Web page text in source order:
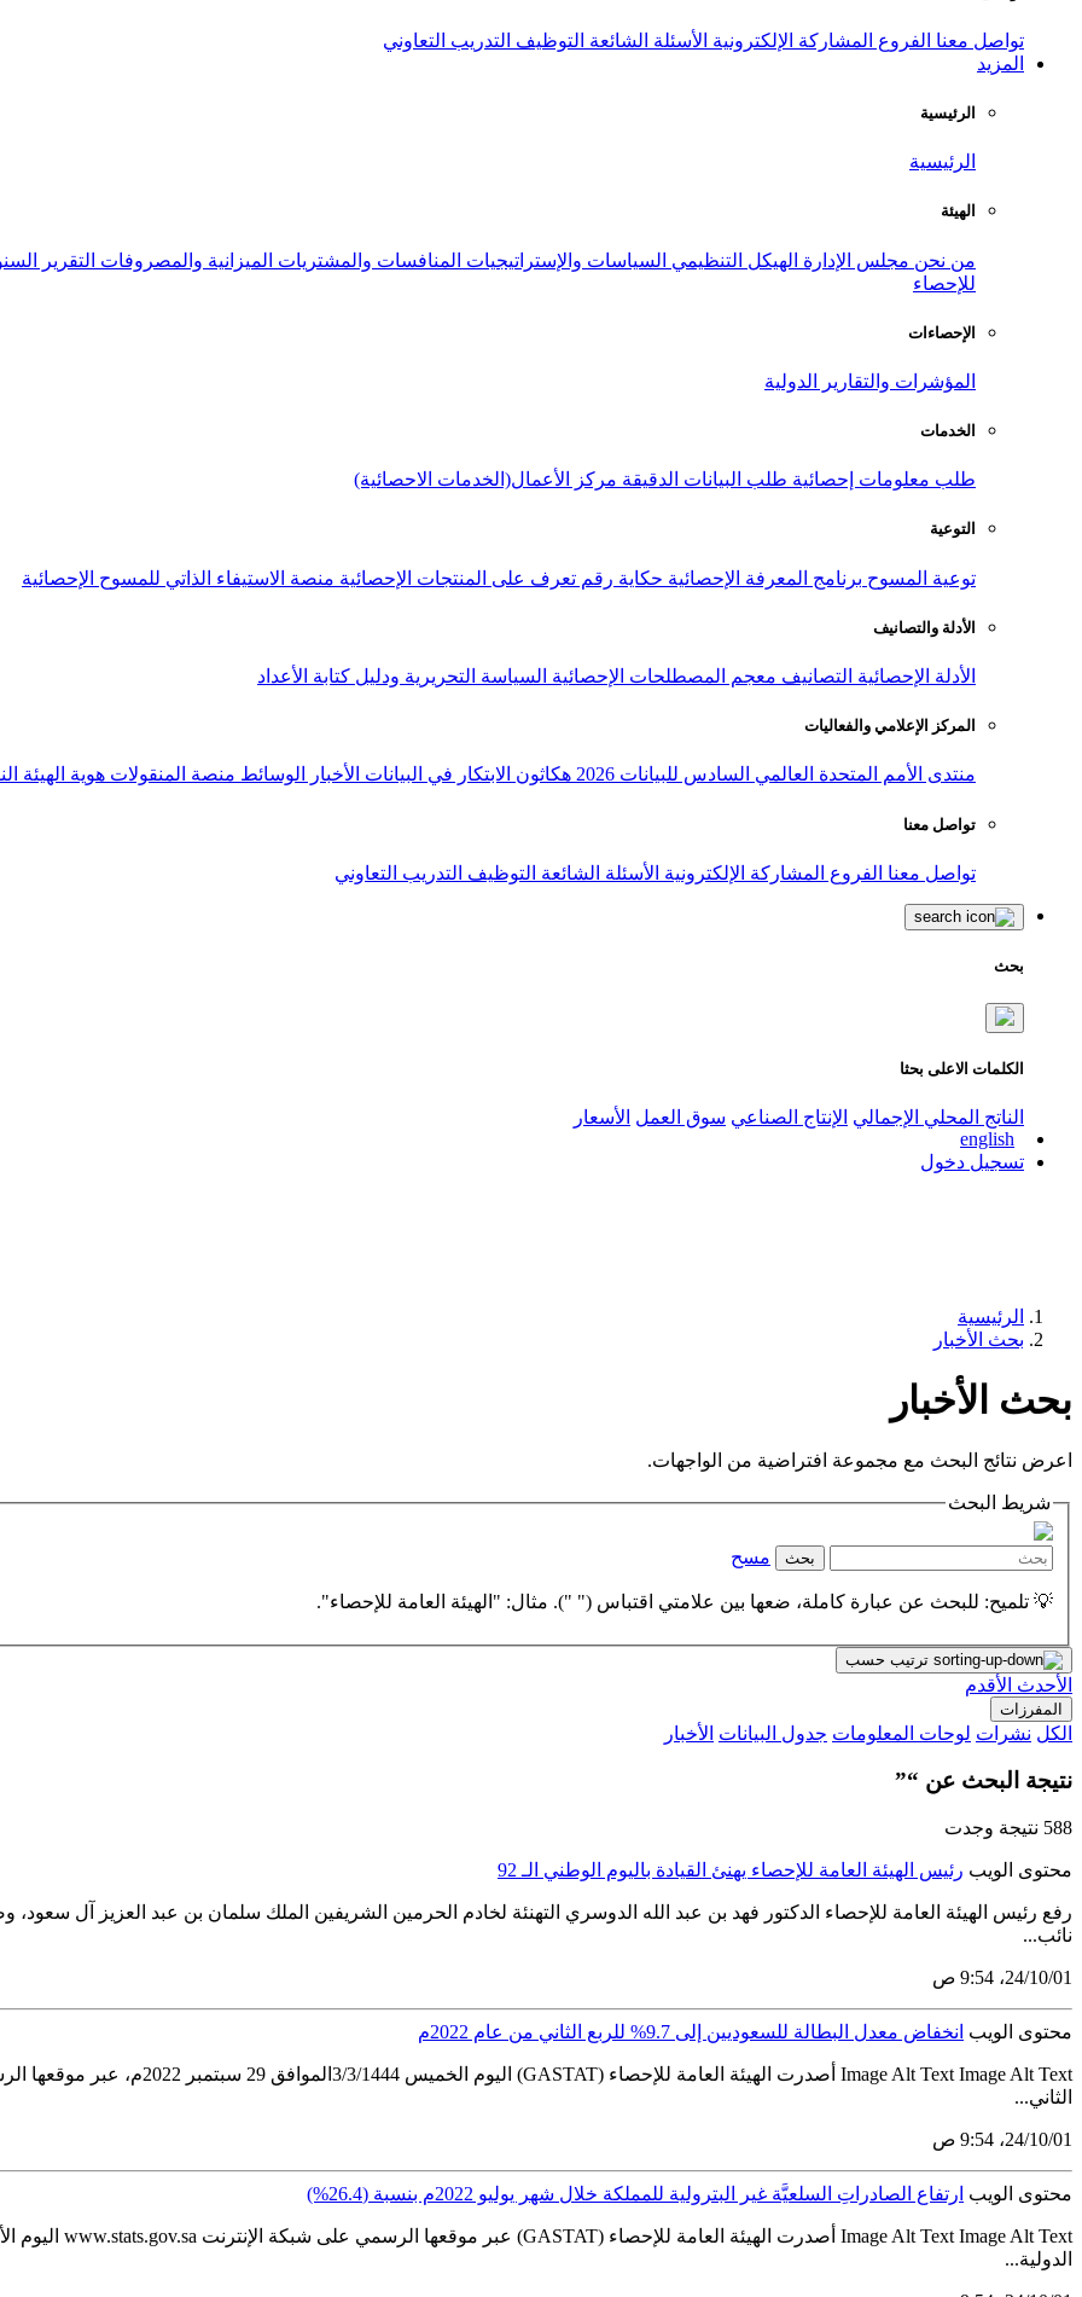
تواصل معنا الفروع المشاركة الإلكترونية الأسئلة الشائعة التوظيف التدريب التعاوني
المزيد
الرئيسية
الرئيسية
الهيئة
من نحن مجلس الإدارة الهيكل التنظيمي السياسات والإستراتيجيات المنافسات والمشتريات الميزانية والمصروفات التقرير
للإحصاء
الإحصاءات
المؤشرات والتقارير الدولية
الخدمات
طلب معلومات إحصائية طلب البيانات الدقيقة مركز الأعمال(الخدمات الاحصائية)
التوعية
توعية المسوح برنامج المعرفة الإحصائية حكاية رقم تعرف على المنتجات الإحصائية منصة الاستيفاء الذاتي للمسوح الإحصائية
الأدلة والتصانيف
الأدلة الإحصائية التصانيف معجم المصطلحات الإحصائية السياسة التحريرية ودليل كتابة الأعداد
المركز الإعلامي والفعاليات
منتدى الأمم المتحدة العالمي السادس للبيانات 2026 هكاثون الابتكار في البيانات الأخبار الوسائط منصة المنقولات هوية الهيئة
تواصل معنا
تواصل معنا الفروع المشاركة الإلكترونية الأسئلة الشائعة التوظيف التدريب التعاوني
بحث
الكلمات الاعلى بحثا
الناتج المحلي الإجمالي الإنتاج الصناعي سوق العمل الأسعار
english
تسجيل دخول
الرئيسية
بحث الأخبار
بحث الأخبار
اعرض نتائج البحث مع مجموعة افتراضية من الواجهات.
شريط البحث
بحث مسح
💡 تلميح: للبحث عن عبارة كاملة، ضعها بين علامتي اقتباس (" "). مثال: "الهيئة العامة للإحصاء".
ترتيب حسب
الأحدث الأقدم
المفرزات
الكل نشرات لوحات المعلومات جدول البيانات الأخبار
نتيجة البحث عن “”
588 نتيجة وجدت
محتوى الويب رئيس الهيئة العامة للإحصاء يهنئ القيادة باليوم الوطني الـ 92
رفع رئيس الهيئة العامة للإحصاء الدكتور فهد بن عبد الله الدوسري التهنئة لخادم الحرمين الشريفين الملك سلمان بن عبد العزيز آل
نائب...
01‏/10‏/24، 9:54 ص
محتوى الويب انخفاض معدل البطالة للسعوديين إلى 9.7% للربع الثاني من عام 2022م
الثاني...
01‏/10‏/24، 9:54 ص
محتوى الويب ارتفاع الصادراتِ السلعيَّة غير البترولية للمملكة خلال شهر يوليو 2022م بنسبة (26.4%)
الدولية...